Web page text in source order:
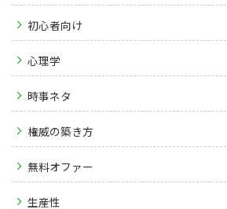
初心者向け
心理学
時事ネタ
権威の築き方
無料オファー
生産性